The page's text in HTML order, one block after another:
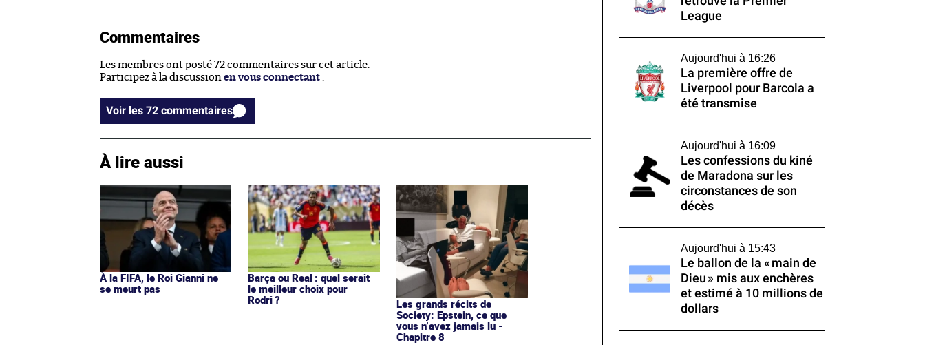
Commentaires
Les membres ont posté 72 commentaires sur cet article.
Participez à la discussion en vous connectant
Voir les 72 commentaires
À lire aussi
À la FIFA, le Roi Gianni ne
se meurt pas
Barça ou Real : quel serait
le meilleur choix pour
Rodri ?
Les grands récits de
Society: Epstein, ce que
vous n’avez jamais lu -
Chapitre 8
League
Aujourd'hui à 16:26
La première offre de
Liverpool pour Barcola a
été transmise
Aujourd'hui à 16:09
Les confessions du kiné
de Maradona sur les
circonstances de son
décès
Aujourd'hui à 15:43
Le ballon de la « main de
Dieu » mis aux enchères
et estimé à 10 millions de
dollars